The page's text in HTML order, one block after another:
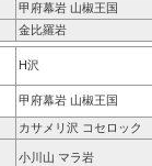
甲府幕岩 山椒王国
金比羅岩
H沢
甲府幕岩 山椒王国
カサメリ沢 コセロック
小川山 マラ岩